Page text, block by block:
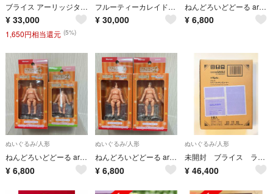
ブライス アーリッジタイムキーパー Blythe Arledge Timekeeper
¥ 33,000
1,650円相当還元 (5%)
フルーティーカレイドスコープ ネオブライス
¥ 30,000
ねんどろいどどーる archetype 1.1 2体セット (２)
¥ 6,800
ぬいぐるみ/人形
ねんどろいどどーる archetype 1.1 2種セット (１)
¥ 6,800
ぬいぐるみ/人形
ねんどろいどどーる archetype 1.1 Woman peach ２体
¥ 6,800
ぬいぐるみ/人形
未開封 ブライス ラブリーキャサリンズコーナー ネオブライス
¥ 46,400